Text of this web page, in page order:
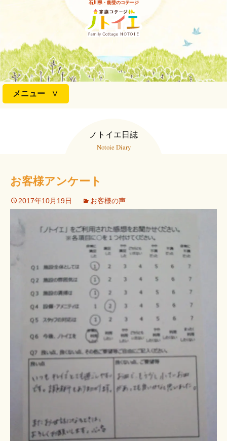
石川県・能登のコテージ
メニュー
ッ
ノトイエ日誌
Notoie Diary
お客様アンケート
2017年10月19日 お客様の声